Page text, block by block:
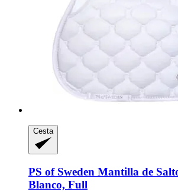
Cesta
PS of Sweden Mantilla de
Blanco, Full